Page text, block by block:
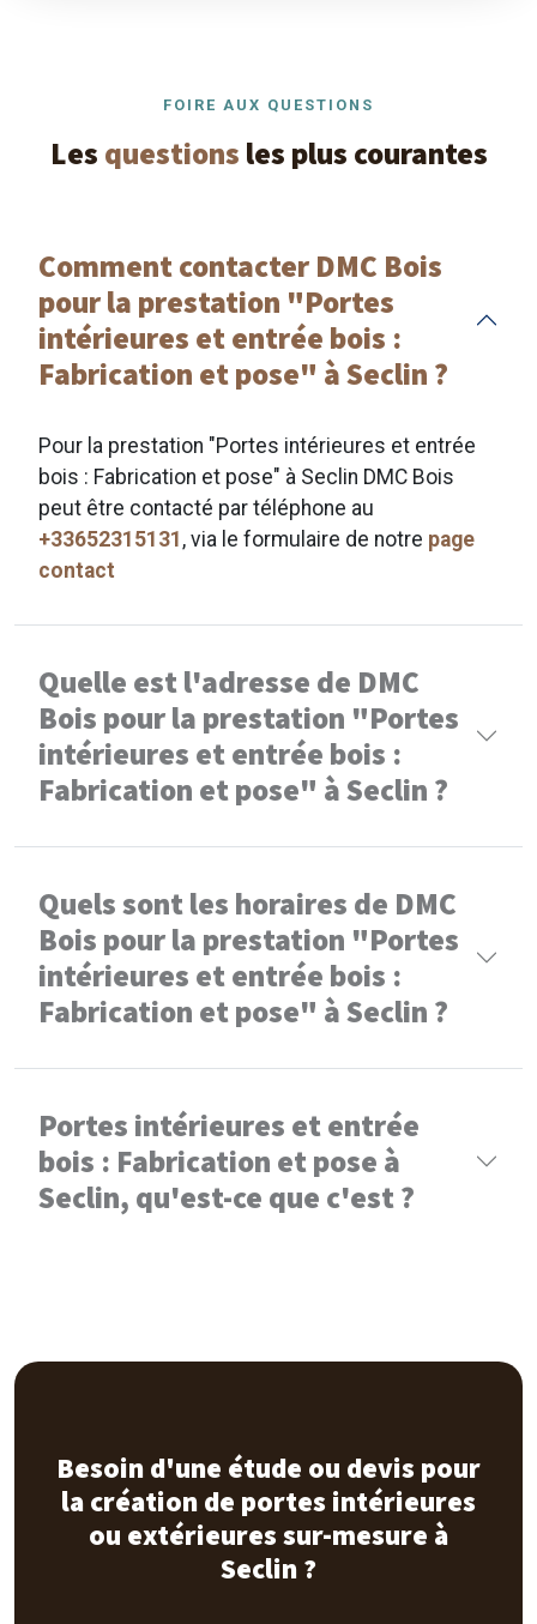
FOIRE AUX QUESTIONS
Les questions les plus courantes
Comment contacter DMC Bois
pour la prestation "Portes
intérieures et entrée bois :
Fabrication et pose" à Seclin ?
Pour la prestation "Portes intérieures et entrée
bois : Fabrication et pose" à Seclin DMC Bois
peut être contacté par téléphone au
+33652315131 , via le formulaire de notre page
contact
Quelle est l'adresse de DMC
Bois pour la prestation "Portes
intérieures et entrée bois :
Fabrication et pose" à Seclin ?
Quels sont les horaires de DMC
Bois pour la prestation "Portes
intérieures et entrée bois :
Fabrication et pose" à Seclin ?
Portes intérieures et entrée
bois : Fabrication et pose à
Seclin, qu'est-ce que c'est ?
Besoin d'une étude ou devis pour
la création de portes intérieures
ou extérieures sur-mesure à
Seclin ?